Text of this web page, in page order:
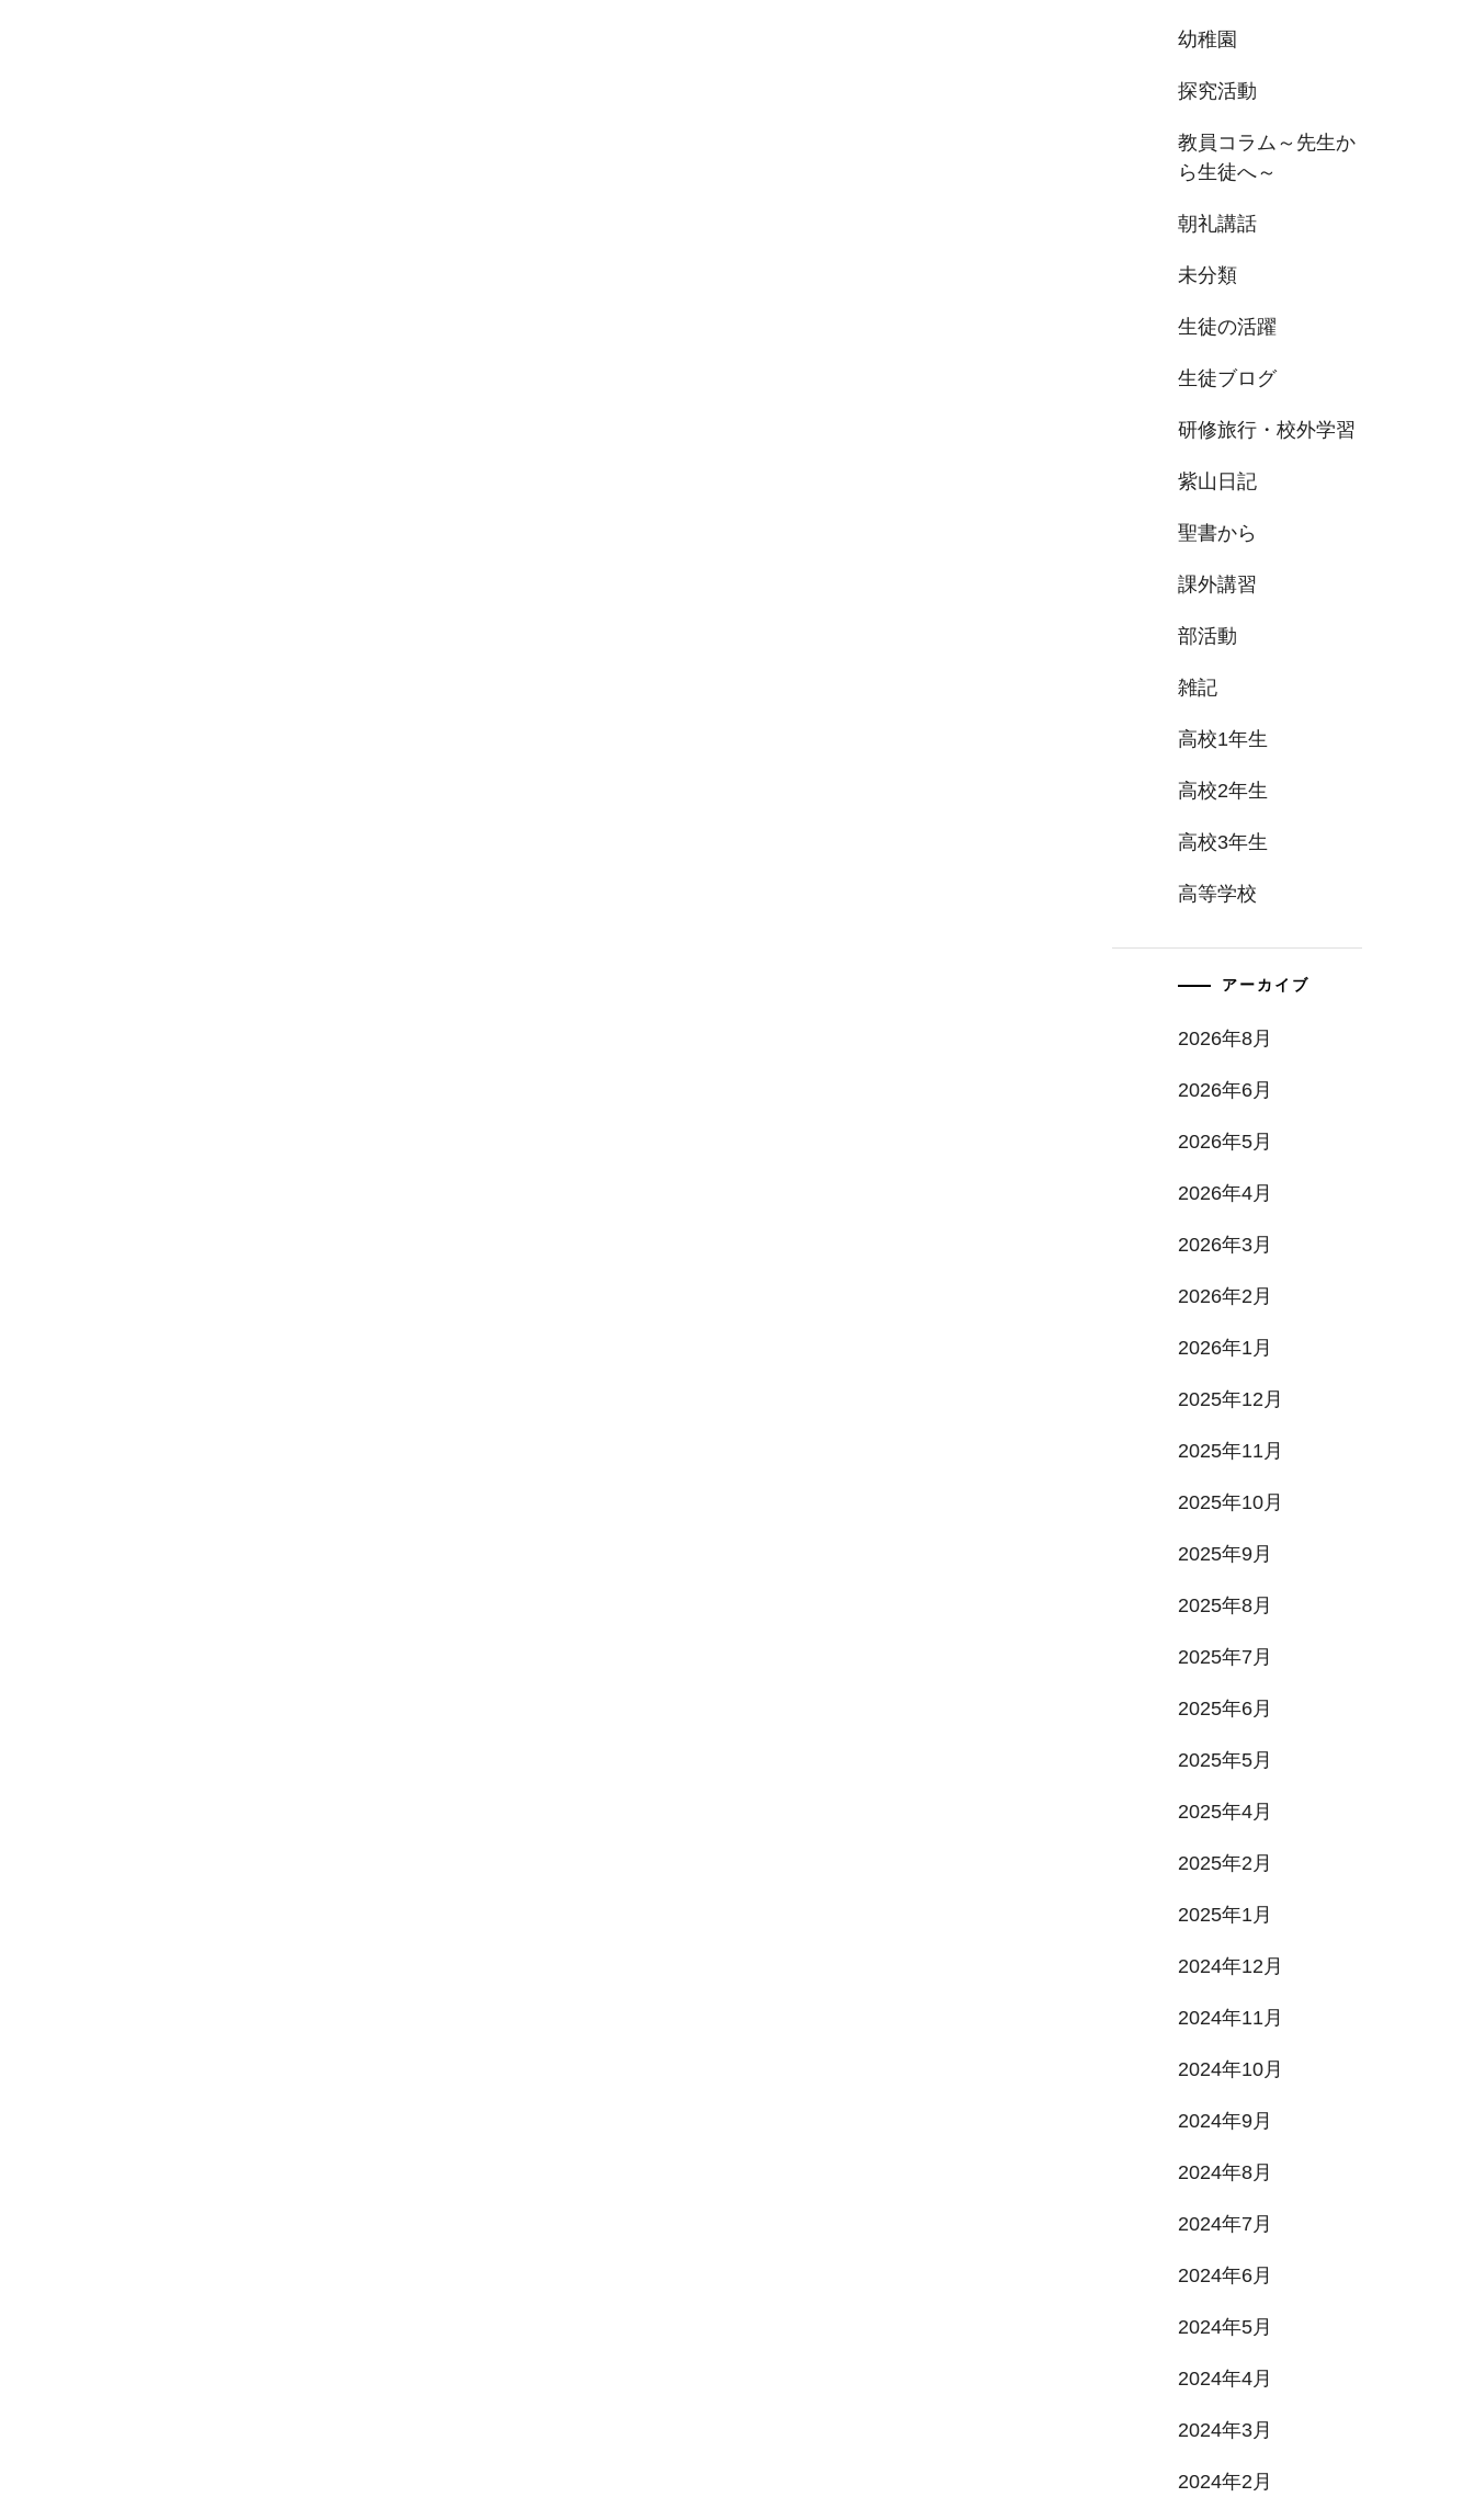
幼稚園
探究活動
教員コラム～先生か
ら生徒へ～
朝礼講話
未分類
生徒の活躍
生徒ブログ
研修旅行・校外学習
紫山日記
聖書から
課外講習
部活動
雑記
高校1年生
高校2年生
高校3年生
高等学校
アーカイブ
2026年8月
2026年6月
2026年5月
2026年4月
2026年3月
2026年2月
2026年1月
2025年12月
2025年11月
2025年10月
2025年9月
2025年8月
2025年7月
2025年6月
2025年5月
2025年4月
2025年2月
2025年1月
2024年12月
2024年11月
2024年10月
2024年9月
2024年8月
2024年7月
2024年6月
2024年5月
2024年4月
2024年3月
2024年2月